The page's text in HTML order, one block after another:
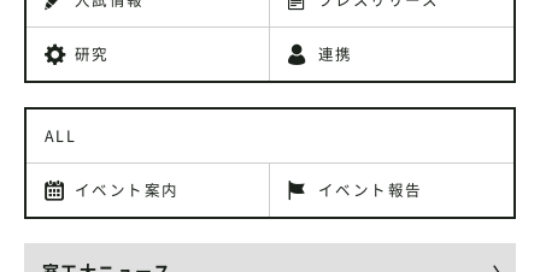
研究 連携
ALL
イベント案内 イベント報告